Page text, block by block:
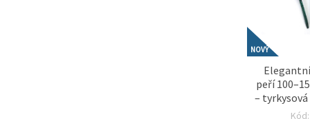
NOVÝ
peří
– tyrkysová
ks na Kód: